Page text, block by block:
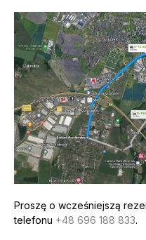
Proszę o wcześniejszą
telefonu +48 696 188 833.